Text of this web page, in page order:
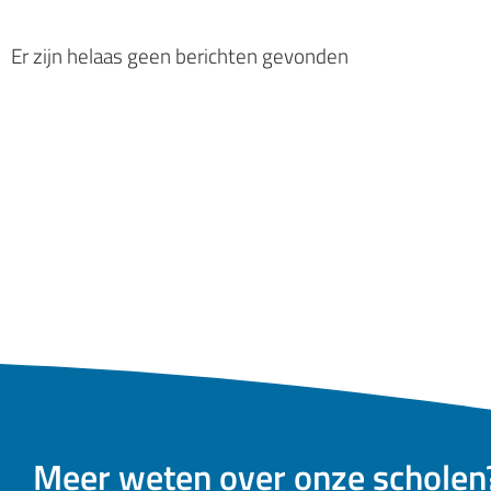
Er zijn helaas geen berichten gevonden
Meer weten over onze